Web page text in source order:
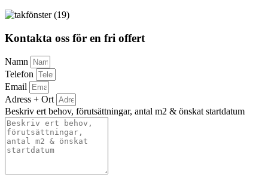
Kontakta oss för en fri offert
Namn
Telefon
Email
Adress + Ort
Beskriv ert behov, förutsättningar, antal m2 & önskat startdatum